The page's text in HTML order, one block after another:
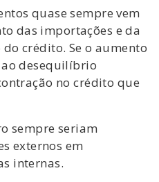
quase sempre vem
das importações e da
crédito. Se o aumento
desequilíbrio
no crédito que
sempre seriam
externos em
internas.